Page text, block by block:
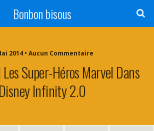
Bonbon bisous
2014 • Aucun Commentaire
Super-Héros Marvel Dans
Disney Infinity 2.0